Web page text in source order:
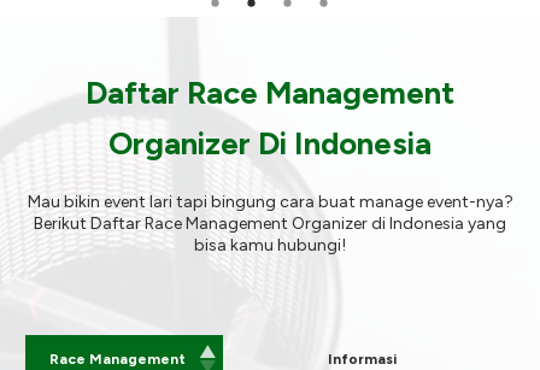
Daftar Race Management
Organizer Di Indonesia
Mau bikin event lari tapi bingung cara buat manage event-nya?
Berikut Daftar Race Management Organizer di Indonesia yang
bisa kamu hubungi!
Race Management Informasi